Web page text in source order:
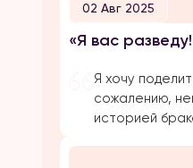
02 Авг 2025
«Я вас
Я хочу
сожалению,
историей